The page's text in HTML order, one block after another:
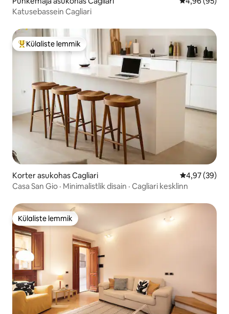
Katusebassein Cagliari
Külaliste suur lemmik
Külaliste lemmik
Korter asukohas Cagliari Keskmine
4,97 (39)
Casa San Gio · Minimalistlik disain · Cagliari kesklinn
Külaliste lemmik
Külaliste lemmik